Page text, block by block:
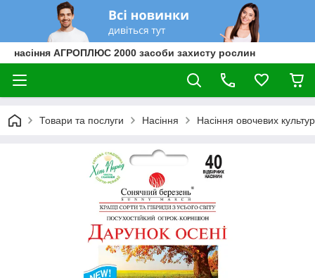
насіння АГРОПЛЮС 2000 засоби захисту рослин
Товари та послуги Насіння Насіння овочевих культур